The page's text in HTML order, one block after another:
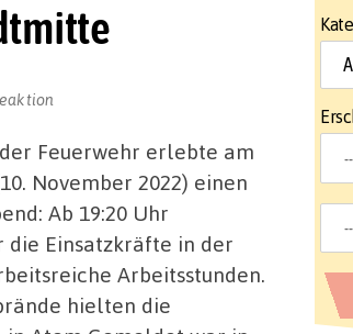
Feuerwehr erlebte am
November 2022) einen
Ab 19:20 Uhr
die Einsatzkräfte in der
Arbeitsstunden.
hielten die